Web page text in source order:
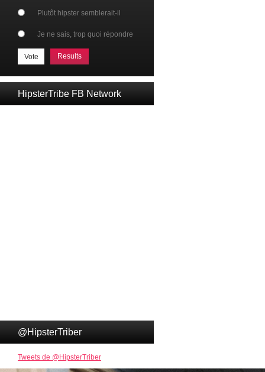
Plutôt hipster semblerait-il
Je ne sais, trop quoi répondre
Results
HipsterTribe FB Network
@HipsterTriber
Tweets de @HipsterTriber